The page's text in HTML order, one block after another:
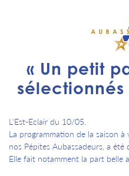
« Un petit
L'Est-Eclair du 10/05.
La programmation de la saison
nos Pépites Aubassadeurs, a
Elle fait notamment la part belle